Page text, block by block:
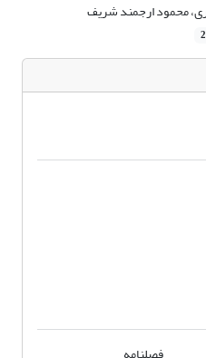
محمود ارجمند شریف